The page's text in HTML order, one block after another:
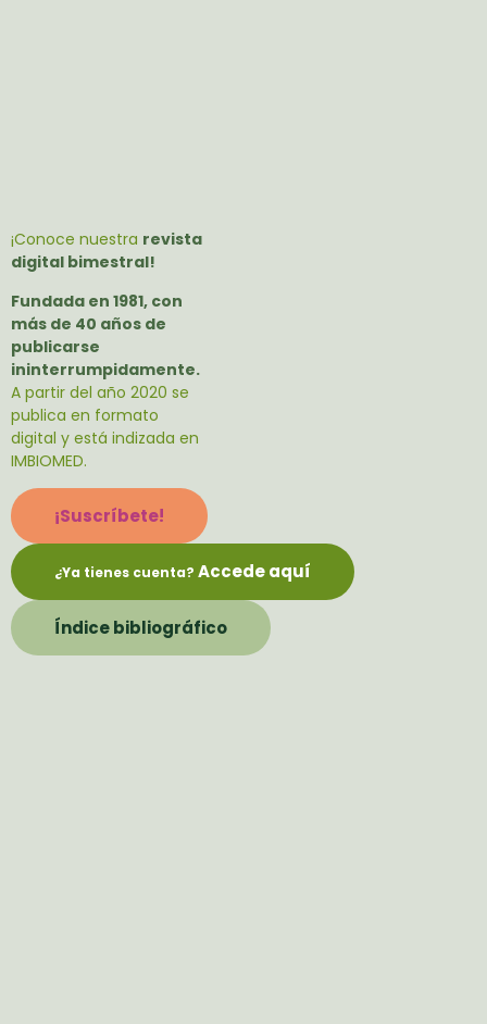
¡Conoce nuestra revista
digital bimestral!
Fundada en 1981, con
más de 40 años de
publicarse
ininterrumpidamente.
A partir del año 2020 se
publica en formato
digital y está indizada en
IMBIOMED.
¡Suscríbete!
¿Ya tienes cuenta? Accede aquí
Índice bibliográfico